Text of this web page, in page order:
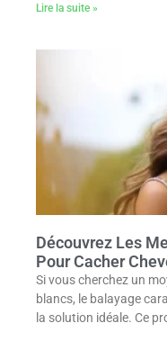
Lire la suite »
Découvrez Les
Pour Cacher
Si vous cherchez un
blancs, le balayage
la solution idéale. Ce